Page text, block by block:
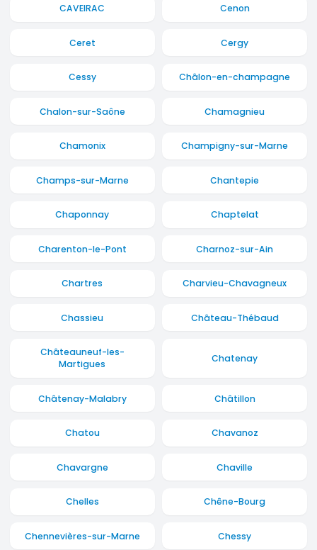
CAVEIRAC Cenon
Ceret Cergy
Cessy Châlon-en-champagne
Chalon-sur-Saône Chamagnieu
Chamonix Champigny-sur-Marne
Champs-sur-Marne Chantepie
Chaponnay Chaptelat
Charenton-le-Pont Charnoz-sur-Ain
Chartres Charvieu-Chavagneux
Chassieu Château-Thébaud
Châteauneuf-les-
Martigues
Chatenay
Châtenay-Malabry Châtillon
Chatou Chavanoz
Chavargne Chaville
Chelles Chêne-Bourg
Chennevières-sur-Marne Chessy